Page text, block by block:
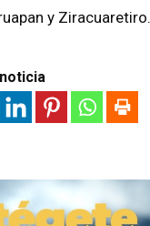
y Ziracuaretiro.